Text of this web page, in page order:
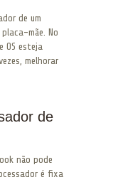
de um
mãe. No
OS esteja
melhorar
de
não pode
é fixa